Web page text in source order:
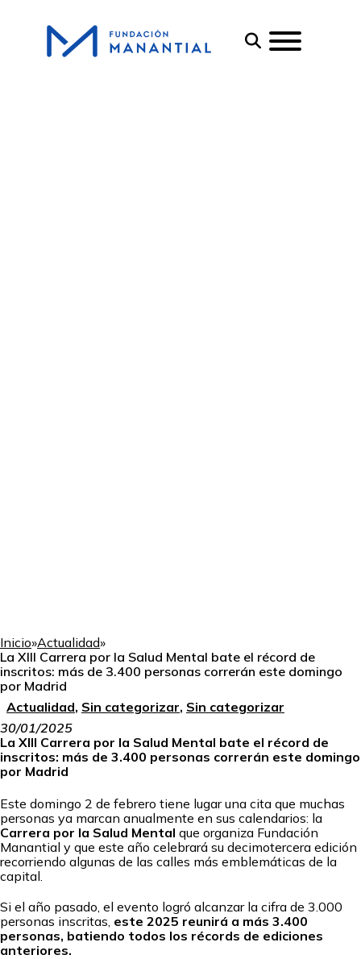
Inicio»Actualidad»
La XIII Carrera por la Salud Mental bate el récord de
inscritos: más de 3.400 personas correrán este domingo
por Madrid
Actualidad, Sin categorizar, Sin categorizar
30/01/2025
La XIII Carrera por la Salud Mental bate el récord de
inscritos: más de 3.400 personas correrán este domingo
por Madrid
Este domingo 2 de febrero tiene lugar una cita que muchas
personas ya marcan anualmente en sus calendarios: la
Carrera por la Salud Mental que organiza Fundación
Manantial y que este año celebrará su decimotercera edición
recorriendo algunas de las calles más emblemáticas de la
capital.
Si el año pasado, el evento logró alcanzar la cifra de 3.000
personas inscritas, este 2025 reunirá a más 3.400
personas, batiendo todos los récords de ediciones
anteriores.